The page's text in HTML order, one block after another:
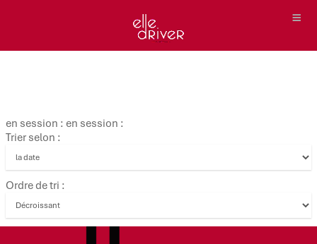
en session : en session :
Trier selon :
Ordre de tri :